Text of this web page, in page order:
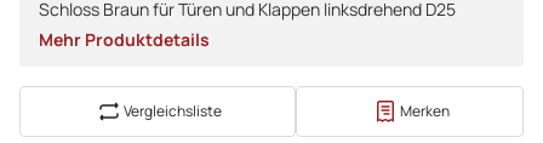
Schloss Braun für Türen und Klappen linksdrehend D25
Mehr Produktdetails
Vergleichsliste Merken